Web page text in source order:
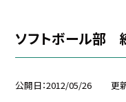
ソフトボール部
公開日 2012/05/26 更